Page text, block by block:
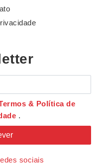
& Política de
.
sociais